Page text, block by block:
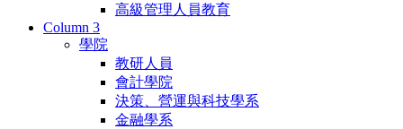
高級管理人員教育
Column 3
學院
教研人員
會計學院
決策、營運與科技學系
金融學系